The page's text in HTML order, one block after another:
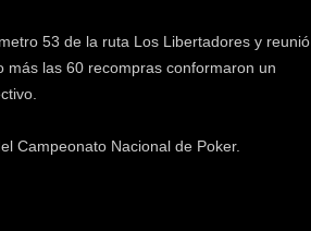
53 de la ruta Los Libertadores y reunió
las 60 recompras conformaron un
Campeonato Nacional de Poker.